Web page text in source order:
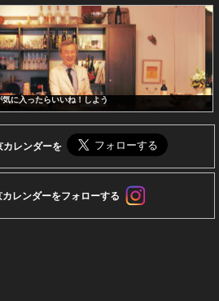
気に入ったらいいね！しよう
レンダーを
レンダーをフォローする